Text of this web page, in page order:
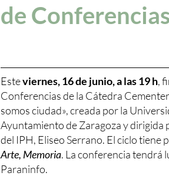
de Conferencias
Esteviernes, 16 de junio, a las 19 h,
Conferencias de la Cátedra
somos ciudad», creada por la
Ayuntamiento de Zaragoza y dirigida
del IPH, Eliseo Serrano. El ciclo tiene
Arte, Memoria. La conferencia tendrá
Paraninfo.